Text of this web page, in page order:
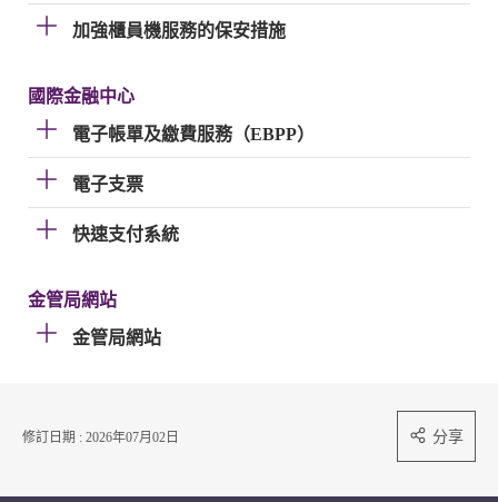
加強櫃員機服務的保安措施
國際金融中心
電子帳單及繳費服務（EBPP）
電子支票
快速支付系統
金管局網站
金管局網站
修訂日期 : 2026年07月02日 分享